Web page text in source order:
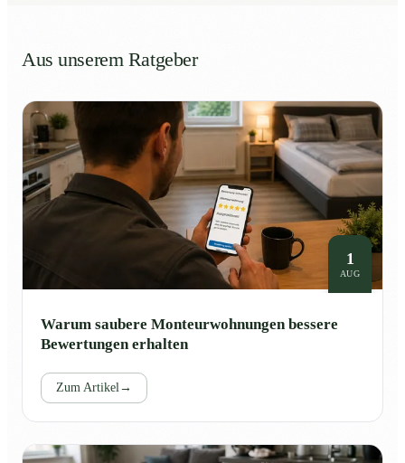
Aus unserem Ratgeber
1
AUG
Warum saubere Monteurwohnungen bessere
Bewertungen erhalten
Zum Artikel→